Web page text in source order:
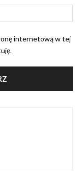
internetową w tej